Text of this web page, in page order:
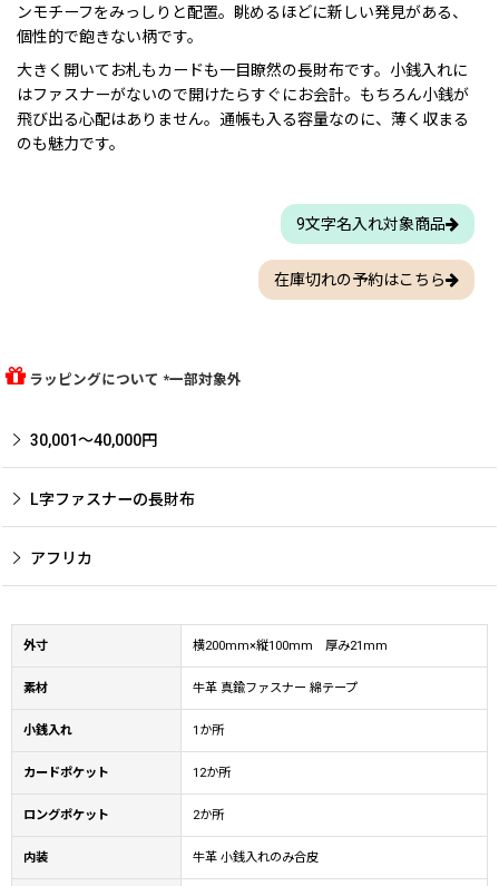
ンモチーフをみっしりと配置。眺めるほどに新しい発見がある、
個性的で飽きない柄です。
大きく開いてお札もカードも一目瞭然の長財布です。小銭入れに
はファスナーがないので開けたらすぐにお会計。もちろん小銭が
飛び出る心配はありません。通帳も入る容量なのに、薄く収まる
のも魅力です。
9文字名入れ対象商品
在庫切れの予約はこちら
ラッピングについて *一部対象外
30,001〜40,000円
L字ファスナーの長財布
アフリカ
外寸 横200mm×縦100mm 厚み21mm
素材 牛革 真鍮ファスナー 綿テープ
小銭入れ 1か所
カードポケット 12か所
ロングポケット 2か所
内装 牛革 小銭入れのみ合皮